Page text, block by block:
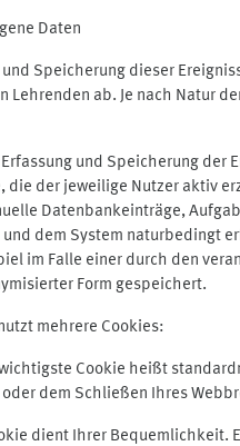
Daten
und Speicherung dieser
Lehrenden ab. Je nach Natur
und Speicherung der
die der jeweilige Nutzer aktiv
Datenbankeinträge,
dem System naturbedingt
im Falle einer durch den
Form gespeichert.
mehrere Cookies:
Cookie heißt
dem Schließen Ihres
dient Ihrer Bequemlichkeit.